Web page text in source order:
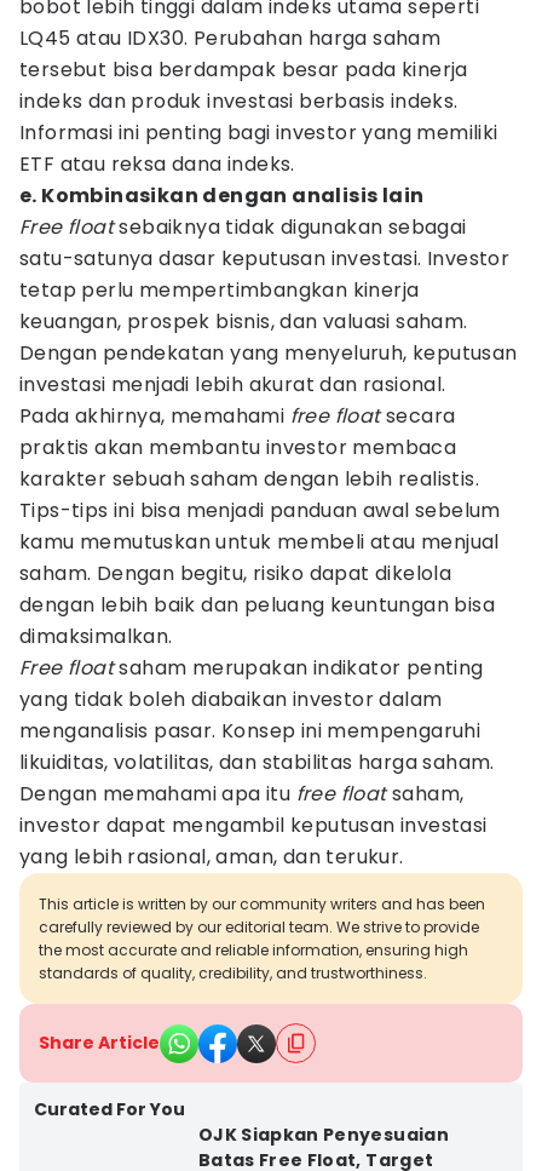
bobot lebih tinggi dalam indeks utama seperti
LQ45 atau IDX30. Perubahan harga saham
tersebut bisa berdampak besar pada kinerja
indeks dan produk investasi berbasis indeks.
Informasi ini penting bagi investor yang memiliki
ETF atau reksa dana indeks.
e. Kombinasikan dengan analisis lain
Free floatsebaiknya tidak digunakan sebagai
satu-satunya dasar keputusan investasi. Investor
tetap perlu mempertimbangkan kinerja
keuangan, prospek bisnis, dan valuasi saham.
Dengan pendekatan yang menyeluruh, keputusan
investasi menjadi lebih akurat dan rasional.
Pada akhirnya, memahami free floatsecara
praktis akan membantu investor membaca
karakter sebuah saham dengan lebih realistis.
Tips-tips ini bisa menjadi panduan awal sebelum
kamu memutuskan untuk membeli atau menjual
saham. Dengan begitu, risiko dapat dikelola
dengan lebih baik dan peluang keuntungan bisa
dimaksimalkan.
Free floatsaham merupakan indikator penting
yang tidak boleh diabaikan investor dalam
menganalisis pasar. Konsep ini mempengaruhi
likuiditas, volatilitas, dan stabilitas harga saham.
Dengan memahami apa itu free floatsaham,
investor dapat mengambil keputusan investasi
yang lebih rasional, aman, dan terukur.
This article is written by our community writers and has been
carefully reviewed by our editorial team. We strive to provide
the most accurate and reliable information, ensuring high
standards of quality, credibility, and trustworthiness.
Share Article
Curated For You
OJK Siapkan Penyesuaian
Batas Free Float, Target